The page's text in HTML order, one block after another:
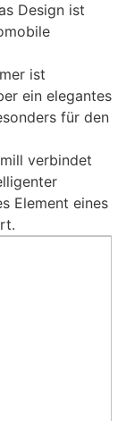
Design ist
ist
ein elegantes
für den
verbindet
Element eines